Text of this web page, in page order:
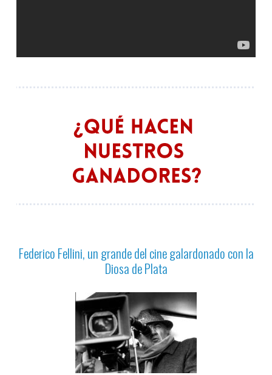
Federico Fellini, un grande del cine galardonado con la
Diosa de Plata